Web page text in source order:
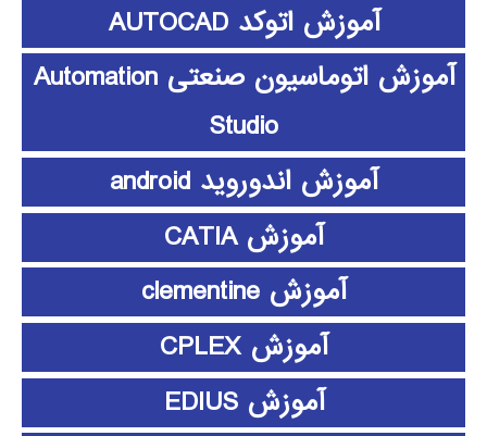
آموزش اتوکد AUTOCAD
آموزش اتوماسیون صنعتی Automation
Studio
آموزش اندوروید android
آموزش CATIA
آموزش clementine
آموزش CPLEX
آموزش EDIUS